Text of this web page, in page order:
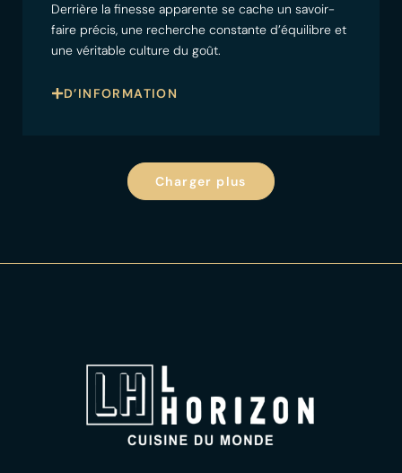
Derrière la finesse apparente se cache un savoir-
faire précis, une recherche constante d’équilibre et
une véritable culture du goût.
D’INFORMATION
Charger plus